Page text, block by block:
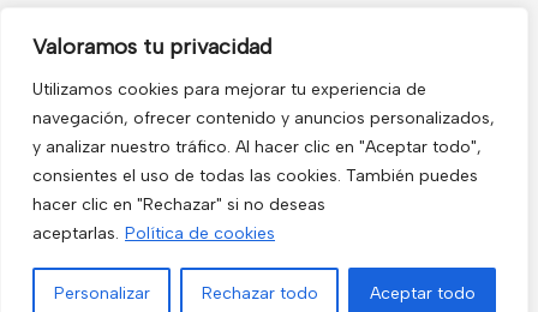
Valoramos tu privacidad
Utilizamos cookies para mejorar tu experiencia de
navegación, ofrecer contenido y anuncios personalizados,
y analizar nuestro tráfico. Al hacer clic en "Aceptar todo",
consientes el uso de todas las cookies. También puedes
hacer clic en "Rechazar" si no deseas
aceptarlas. Política de cookies
Personalizar Rechazar todo Aceptar todo
Categorías populares
Audiovisuales
Control de Accesos
Hogar y Exterior
Alarma AX-PRO